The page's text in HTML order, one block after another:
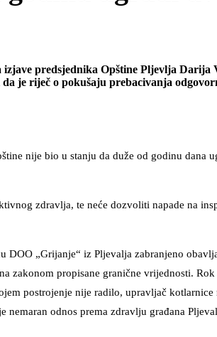
predsjednika Opštine Pljevlja Darija
je riječ o pokušaju prebacivanja
nije bio u stanju da duže od godinu dana
zdravlja, te neće dozvoliti napade na
DOO „Grijanje“ iz Pljevalja zabranjeno
zakonom propisane granične vrijednosti. Rok
postrojenje nije radilo, upravljač kotlarnice
odnos prema zdravlju građana